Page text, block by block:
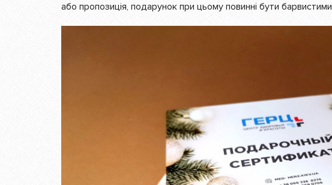
або пропозиція, подарунок при цьому повинні бути барвистими